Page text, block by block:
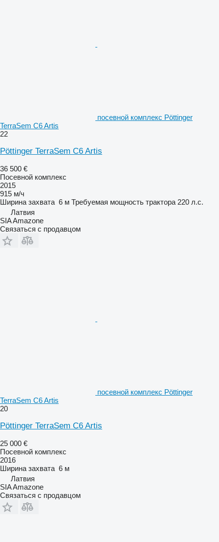
посевной комплекс Pöttinger
TerraSem C6 Artis
22
Pöttinger TerraSem C6 Artis
36 500 €
Посевной комплекс
2015
915 м/ч
Ширина захвата 6 м Требуемая мощность трактора 220 л.с.
Латвия
SIA Amazone
Связаться с продавцом
посевной комплекс Pöttinger
TerraSem C6 Artis
20
Pöttinger TerraSem C6 Artis
25 000 €
Посевной комплекс
2016
Ширина захвата 6 м
Латвия
SIA Amazone
Связаться с продавцом